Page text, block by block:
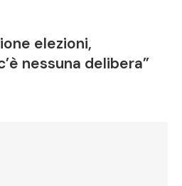
elezioni,
nessuna delibera”